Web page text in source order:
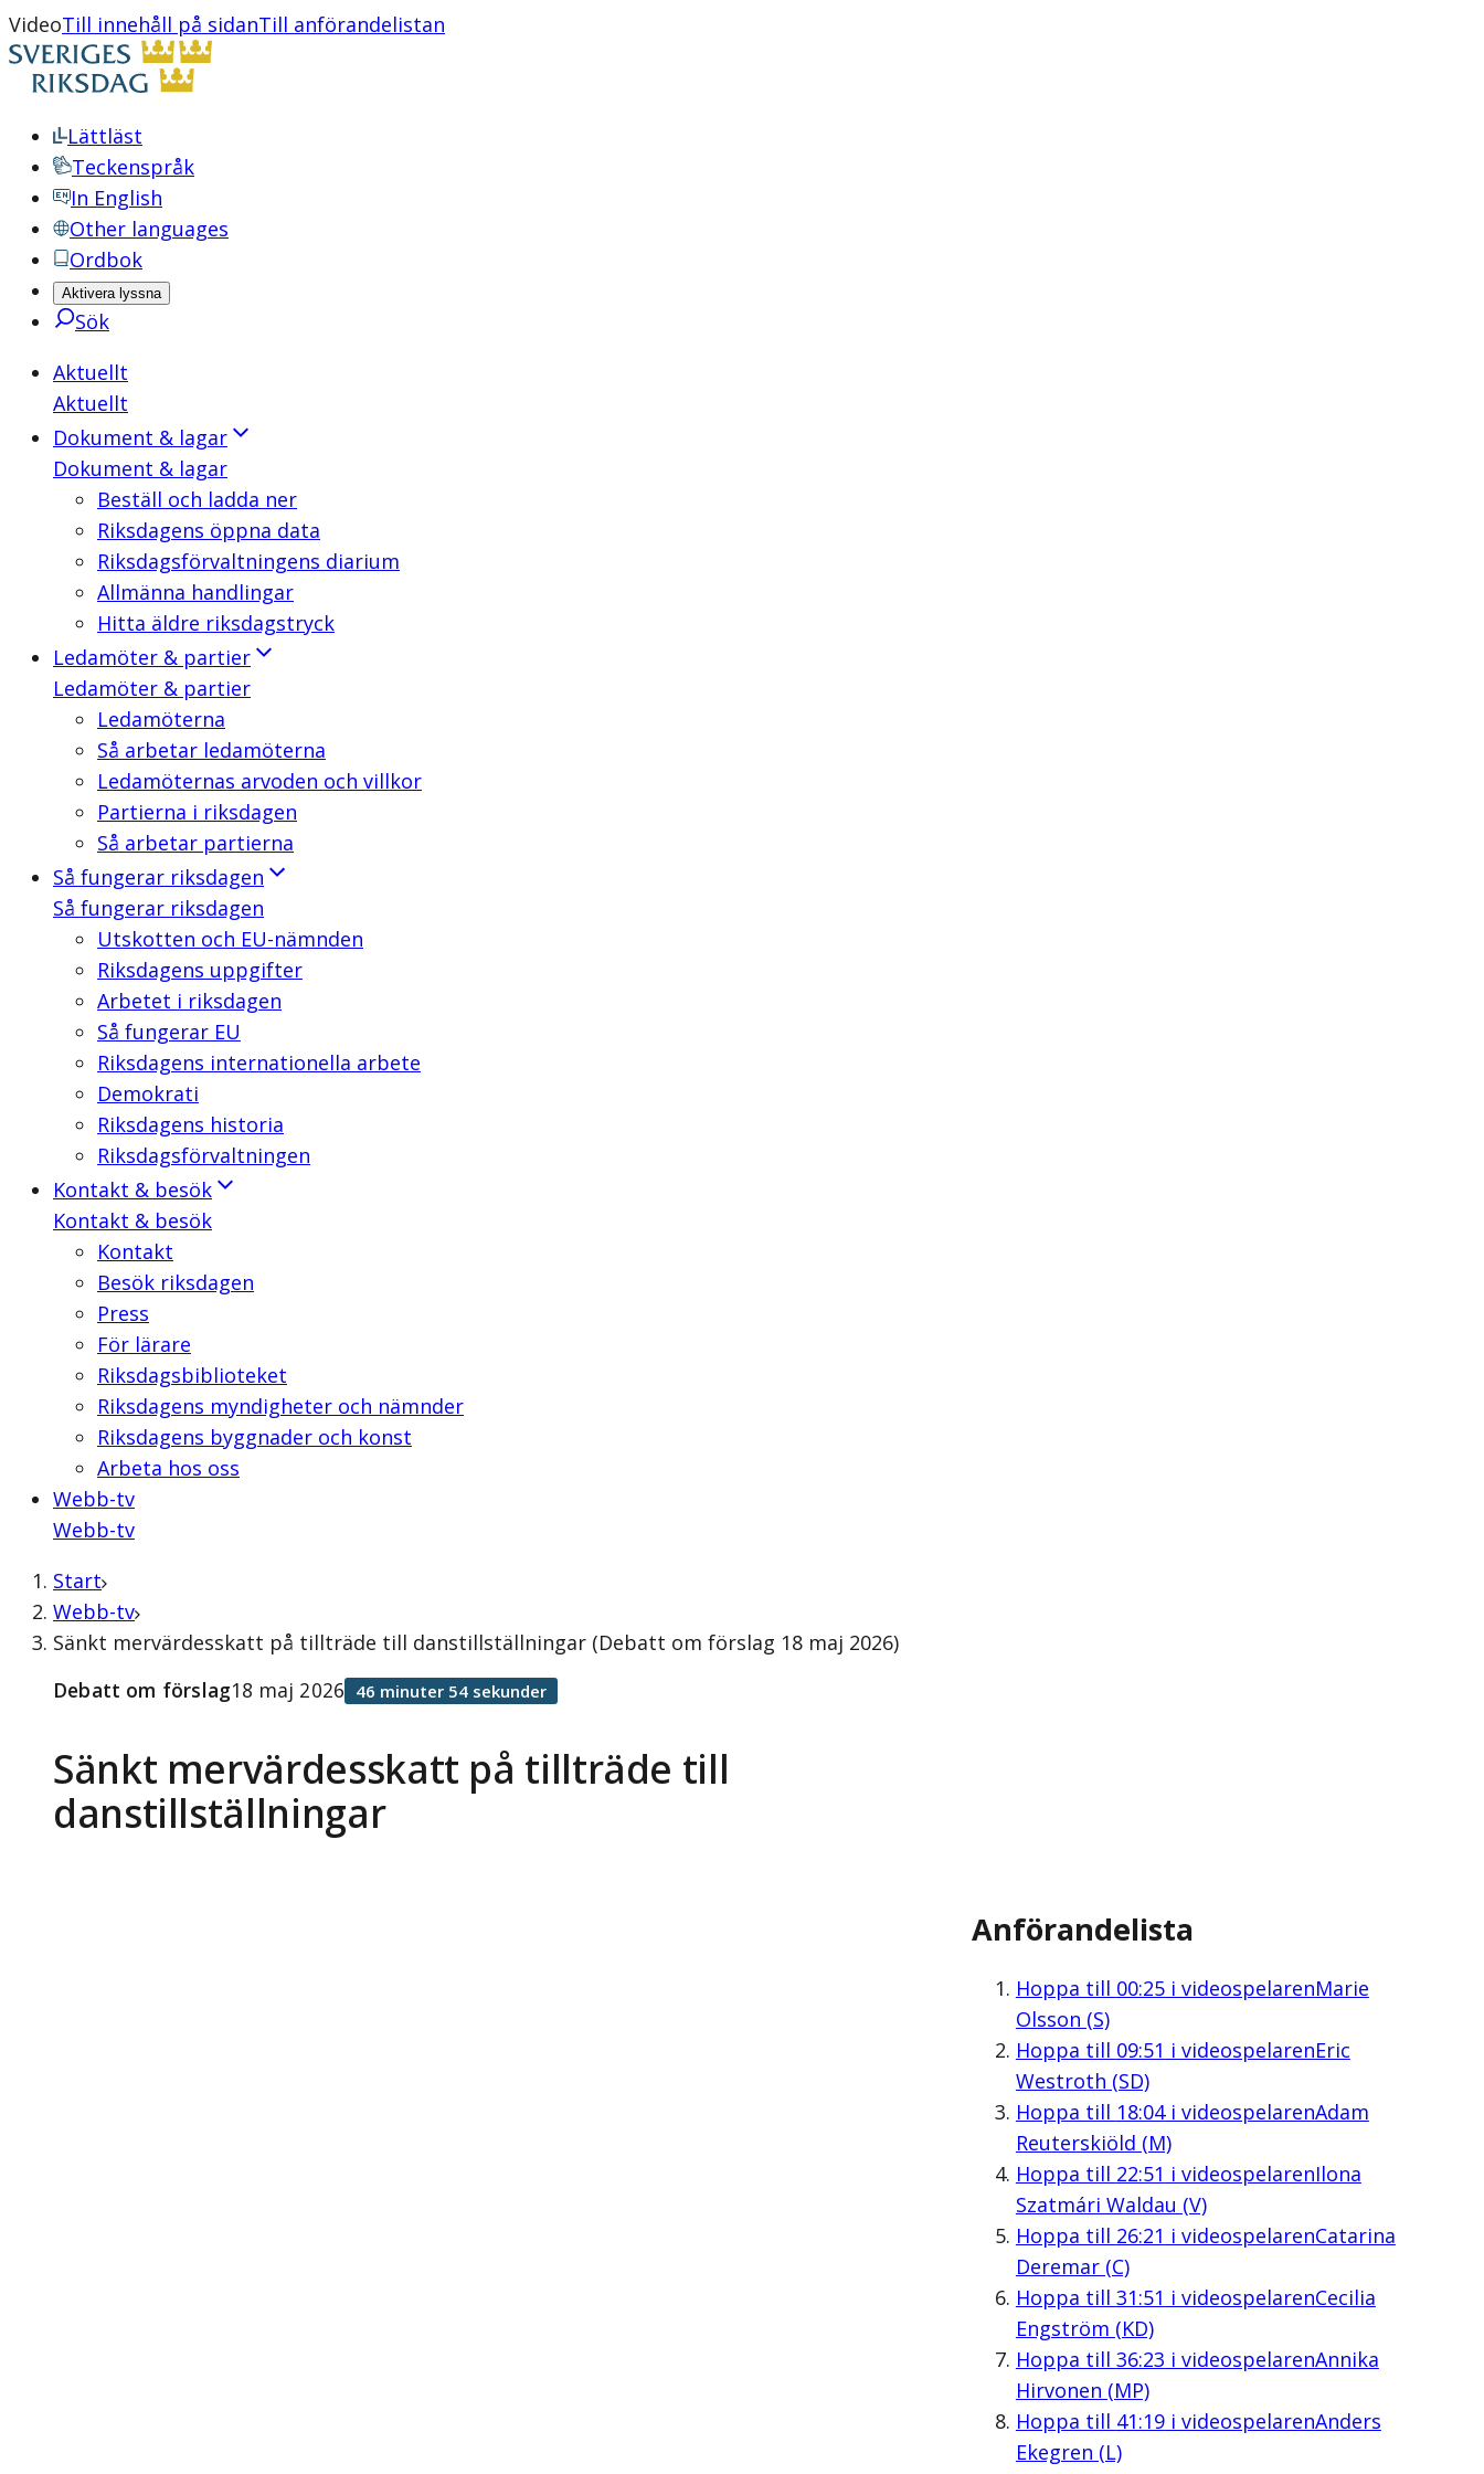
VideoTill innehåll på sidanTill anförandelistan
Lättläst
Teckenspråk
In English
Other languages
Ordbok
Aktivera lyssna
Sök
Aktuellt
Aktuellt
Dokument & lagar
Dokument & lagar
Beställ och ladda ner
Riksdagens öppna data
Riksdagsförvaltningens diarium
Allmänna handlingar
Hitta äldre riksdagstryck
Ledamöter & partier
Ledamöter & partier
Ledamöterna
Så arbetar ledamöterna
Ledamöternas arvoden och villkor
Partierna i riksdagen
Så arbetar partierna
Så fungerar riksdagen
Så fungerar riksdagen
Utskotten och EU-nämnden
Riksdagens uppgifter
Arbetet i riksdagen
Så fungerar EU
Riksdagens internationella arbete
Demokrati
Riksdagens historia
Riksdagsförvaltningen
Kontakt & besök
Kontakt & besök
Kontakt
Besök riksdagen
Press
För lärare
Riksdagsbiblioteket
Riksdagens myndigheter och nämnder
Riksdagens byggnader och konst
Arbeta hos oss
Webb-tv
Webb-tv
Start
Webb-tv
Sänkt mervärdesskatt på tillträde till danstillställningar (Debatt om förslag 18 maj 2026)
Sänkt mervärdesskatt på tillträde till
danstillställningar
Debatt om förslag18 maj 2026 46 minuter 54 sekunder
Anförandelista
Hoppa till 00:25i videospelarenMarie
Olsson (S)
Hoppa till 09:51 i videospelarenEric
Westroth (SD)
Hoppa till 18:04i videospelarenAdam
Reuterskiöld (M)
Hoppa till 22:51 i videospelarenIlona
Szatmári Waldau (V)
Hoppa till 26:21 i videospelarenCatarina
Deremar (C)
Hoppa till 31:51 i videospelarenCecilia
Engström (KD)
Hoppa till 36:23 i videospelarenAnnika
Hirvonen (MP)
Hoppa till 41:19i videospelarenAnders
Ekegren (L)